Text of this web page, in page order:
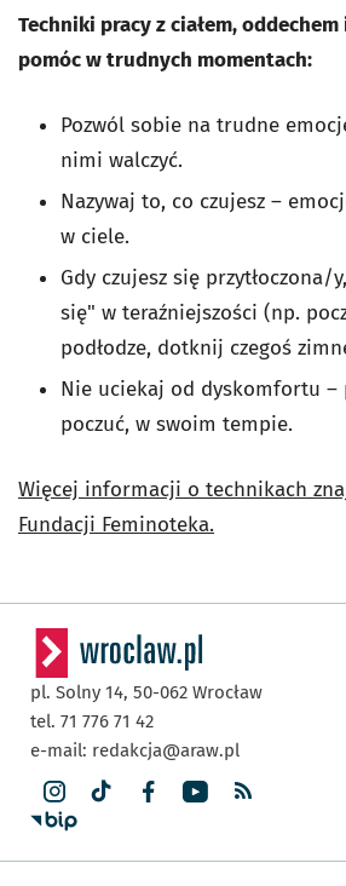
Techniki pracy z ciałem,
pomóc w trudnych momentach:
Pozwól sobie na trudne
nimi walczyć.
Nazywaj to, co czujesz –
w ciele.
Gdy czujesz się przytłoczona/
się" w teraźniejszości (np.
podłodze, dotknij czegoś
Nie uciekaj od dyskomfortu –
poczuć, w swoim tempie.
Więcej informacji o technikach
Fundacji Feminoteka.
pl. Solny 14, 50-062 Wrocław
tel. 71 776 71 42
e-mail: redakcja@araw.pl